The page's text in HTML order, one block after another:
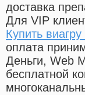
доставка
Для VIP
Купить
оплата
Деньги, Web
бесплатной